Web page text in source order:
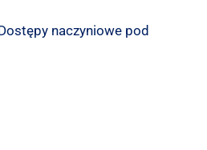
naczyniowe pod